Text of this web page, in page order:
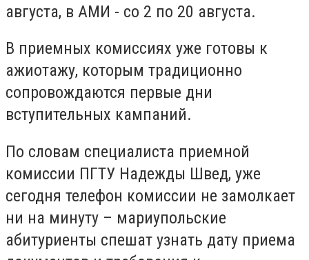
августа, в АМИ - со 2 по 20 августа.
В приемных комиссиях уже готовы к
ажиотажу, которым традиционно
сопровождаются первые дни
вступительных кампаний.
По словам специалиста приемной
комиссии ПГТУ Надежды Швед, уже
сегодня телефон комиссии не замолкает
ни на минуту – мариупольские
абитуриенты спешат узнать дату приема